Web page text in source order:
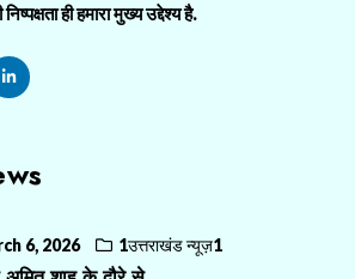
ही हमारा मुख्य उद्देश्य है.
6, 2026 1उत्तराखंड न्यूज़1